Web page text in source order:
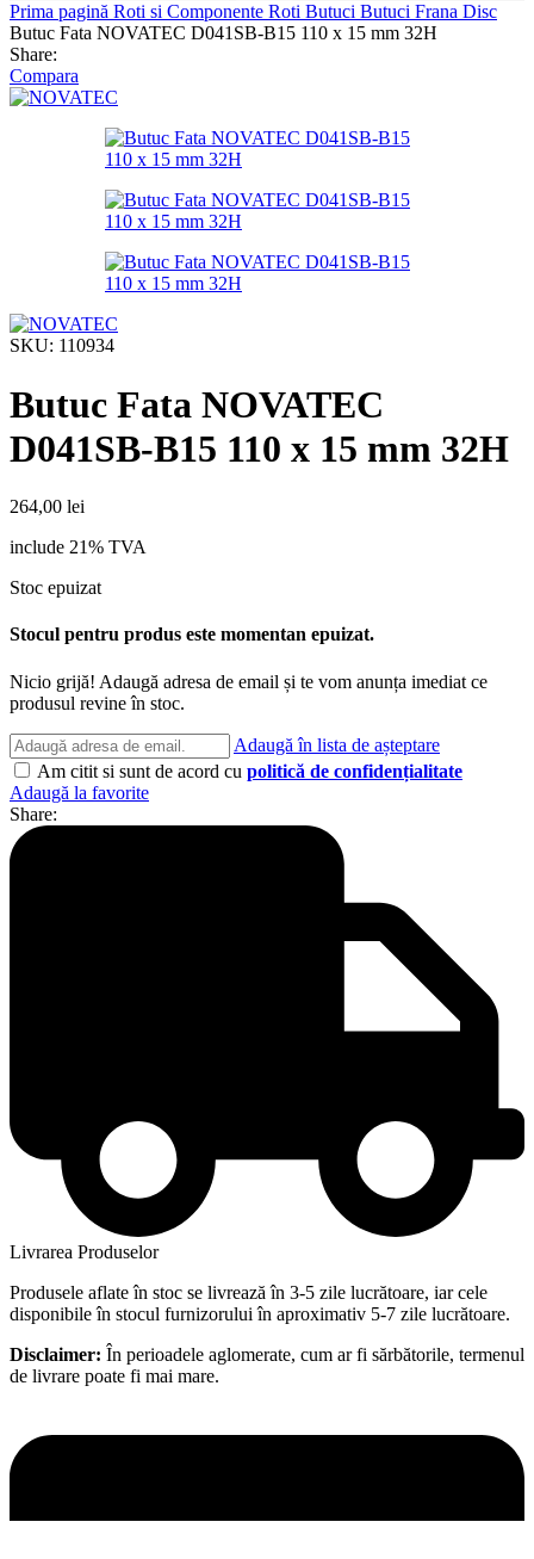
Prima pagină Roti si Componente Roti Butuci Butuci Frana Disc
Butuc Fata NOVATEC D041SB-B15 110 x 15 mm 32H
Share:
Compara
SKU: 110934
Butuc Fata NOVATEC
D041SB-B15 110 x 15 mm 32H
264,00 lei
include 21% TVA
Stoc epuizat
Stocul pentru produs este momentan epuizat.
Nicio grijă! Adaugă adresa de email și te vom anunța imediat ce
produsul revine în stoc.
Adaugă în lista de așteptare
Am citit si sunt de acord cu politică de confidențialitate
Adaugă la favorite
Share:
Livrarea Produselor
Produsele aflate în stoc se livrează în 3-5 zile lucrătoare, iar cele
disponibile în stocul furnizorului în aproximativ 5-7 zile lucrătoare.
Disclaimer: În perioadele aglomerate, cum ar fi sărbătorile, termenul
de livrare poate fi mai mare.